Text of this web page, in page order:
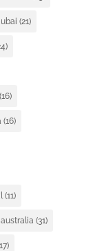
(21)
(16)
(16)
(11)
(31)